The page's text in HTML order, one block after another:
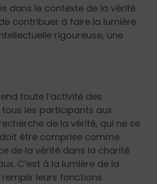
dans le contexte de la vérité
contribuer à faire la lumière
rigoureuse, une
toute l’activité des
les participants aux
de la vérité, qui ne se
être comprise comme
de la vérité dans la charité
C’est à la lumière de la
leurs fonctions